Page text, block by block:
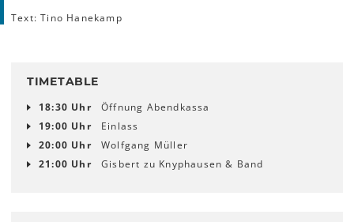
Text: Tino Hanekamp
TIMETABLE
18:30 Uhr
Öffnung Abendkassa
19:00 Uhr
Einlass
20:00 Uhr
Wolfgang Müller
21:00 Uhr
Gisbert zu Knyphausen & Band